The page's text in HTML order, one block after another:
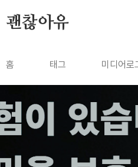
괜찮아유
홈 태그 미디어로